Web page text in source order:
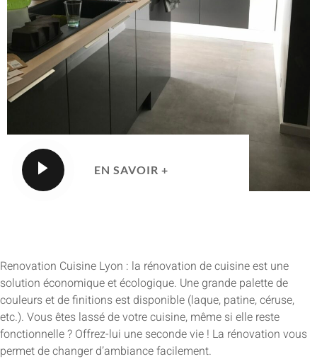
EN SAVOIR +
Renovation Cuisine Lyon : la rénovation de cuisine est une
solution économique et écologique. Une grande palette de
couleurs et de finitions est disponible (laque, patine, céruse,
etc.). Vous êtes lassé de votre cuisine, même si elle reste
fonctionnelle ? Offrez-lui une seconde vie ! La rénovation vous
permet de changer d’ambiance facilement.